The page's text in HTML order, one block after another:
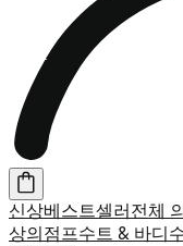
신상베스트셀러 전체
상의 점프수트 & 바디